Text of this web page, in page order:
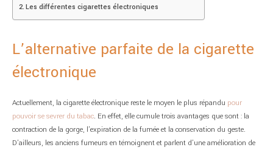
Les différentes cigarettes électroniques
L’alternative parfaite de la cigarette
électronique
Actuellement, la cigarette électronique reste le moyen le plus répandu pour
pouvoir se sevrer du tabac. En effet, elle cumule trois avantages que sont : la
contraction de la gorge, l’expiration de la fumée et la conservation du geste.
D’ailleurs, les anciens fumeurs en témoignent et parlent d’une amélioration de